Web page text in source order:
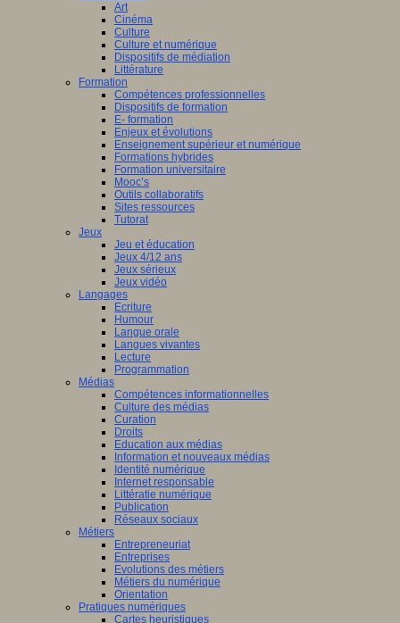
Art
Cinéma
Culture
Culture et numérique
Dispositifs de médiation
Littérature
Formation
Compétences professionnelles
Dispositifs de formation
E- formation
Enjeux et évolutions
Enseignement supérieur et numérique
Formations hybrides
Formation universitaire
Mooc’s
Outils collaboratifs
Sites ressources
Tutorat
Jeux
Jeu et éducation
Jeux 4/12 ans
Jeux sérieux
Jeux vidéo
Langages
Ecriture
Humour
Langue orale
Langues vivantes
Lecture
Programmation
Médias
Compétences informationnelles
Culture des médias
Curation
Droits
Education aux médias
Information et nouveaux médias
Identité numérique
Internet responsable
Littératie numérique
Publication
Réseaux sociaux
Métiers
Entrepreneuriat
Entreprises
Evolutions des métiers
Métiers du numérique
Orientation
Pratiques numériques
Cartes heuristiques